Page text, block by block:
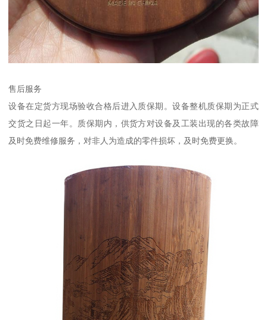
售后服务
设备在定货方现场验收合格后进入质保期。设备整机质保期为正式
交货之日起一年。质保期内，供货方对设备及工装出现的各类故障
及时免费维修服务，对非人为造成的零件损坏，及时免费更换。